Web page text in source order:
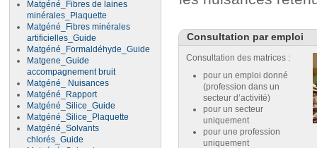
Matgéné_Fibres de laines
minérales_Plaquette
Matgéné_Fibres minérales
artificielles_Guide
Matgéné_Formaldéhyde_Guide
Matgene_Guide
accompagnement bruit
Matgéné_ Nuisances
Matgéné_Rapport
Matgéné_Silice_Guide
Matgéné_Silice_Plaquette
Matgéné_Solvants
chlorés_Guide
Consultation par emploi
Consultation des matrices :
pour un emploi donné
(profession dans un
secteur d’activité)
pour un secteur
uniquement
pour une profession
uniquement